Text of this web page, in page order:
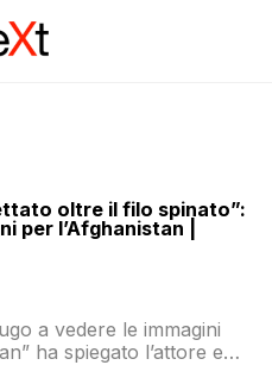
oltre il filo spinato”:
per l’Afghanistan |
a vedere le immagini
ha spiegato l’attore e